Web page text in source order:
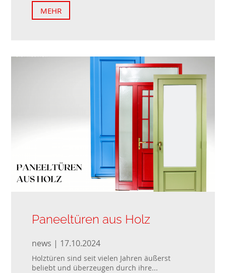
MEHR
Paneeltüren aus Holz
news | 17.10.2024
Holztüren sind seit vielen Jahren äußerst
beliebt und überzeugen durch ihre...